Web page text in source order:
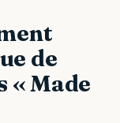
de
« Made